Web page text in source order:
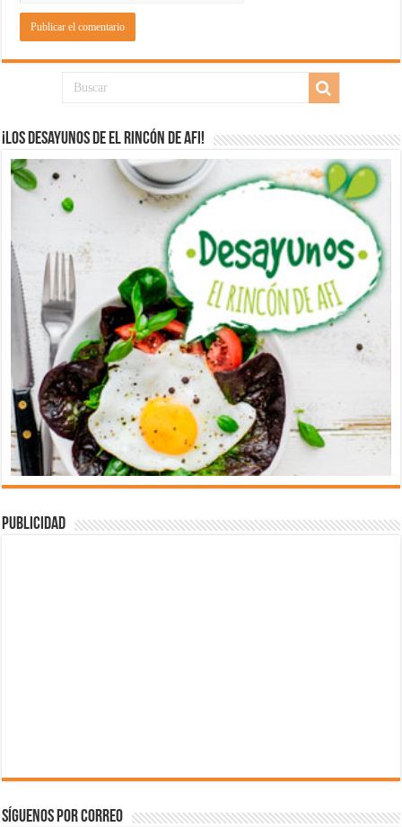
¡Los desayunos de El Rincón de Afi!
Publicidad
Síguenos por correo